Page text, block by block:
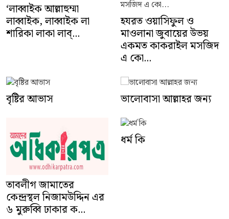
‘লাব্বাইক আল্লাহুম্মা
লাব্বাইক, লাব্বাইক লা
শারিকা লাকা লাব্...
হযরত ওয়াসিফুল ও
মাওলানা জুবায়ের উভয়
একমত কাকরাইল মসজিদ
এ কো...
বৃষ্টির আভাস ভালোবাসা আল্লাহর জন্য
তাবলীগ জামাতের
কেন্দ্রস্থল নিজামউদ্দিন এর
৬ মুরুব্বি ঢাকার ক...
ধর্ম কি